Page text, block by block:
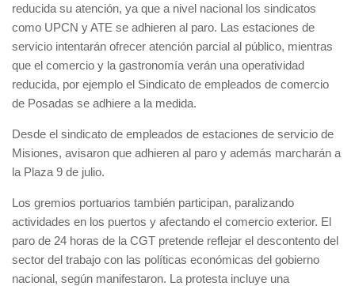
reducida su atención, ya que a nivel nacional los sindicatos
como UPCN y ATE se adhieren al paro. Las estaciones de
servicio intentarán ofrecer atención parcial al público, mientras
que el comercio y la gastronomía verán una operatividad
reducida, por ejemplo el Sindicato de empleados de comercio
de Posadas se adhiere a la medida.
Desde el sindicato de empleados de estaciones de servicio de
Misiones, avisaron que adhieren al paro y además marcharán a
la Plaza 9 de julio.
Los gremios portuarios también participan, paralizando
actividades en los puertos y afectando el comercio exterior. El
paro de 24 horas de la CGT pretende reflejar el descontento del
sector del trabajo con las políticas económicas del gobierno
nacional, según manifestaron. La protesta incluye una